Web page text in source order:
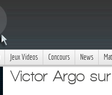
Jeux Videos Concours News
Victor Argo